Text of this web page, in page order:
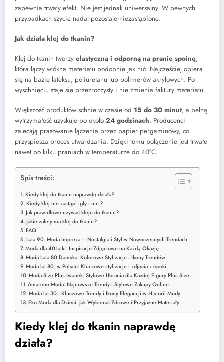
zapewnia trwały efekt. Nie jest jednak uniwersalny. W pewnych
przypadkach szycie nadal pozostaje niezastąpione.
Jak działa klej do tkanin?
Klej do tkanin tworzy elastyczną i odporną na pranie spoinę,
która łączy włókna materiału podobnie jak nić. Najczęściej opiera
się na bazie lateksu, poliuretanu lub polimerów akrylowych. Po
wyschnięciu staje się przezroczysty i nie zmienia faktury materiału.
Większość produktów schnie w czasie od 15 do 30 minut, a pełną
wytrzymałość uzyskuje po około 24 godzinach. Producenci
zalecają prasowanie łączenia przez papier pergaminowy, co
przyspiesza proces utwardzania. Dzięki temu połączenie jest trwałe
nawet po kilku praniach w temperaturze do 40°C.
Spis treści:
Kiedy klej do tkanin naprawdę działa?
Kiedy klej nie zastąpi igły i nici?
Jak prawidłowo używać kleju do tkanin?
Jakie zalety ma klej do tkanin?
FAQ
Lata 90. Moda Impreza – Nostalgia i Styl w Nowoczesnych Trendach
Moda dla 40-latki: Inspiracje Zdjęciowe na Każdą Okazję
Moda Lata 80 Damska: Kolorowe Stylizacje i Ikony Trendów
Moda lat 80. w Polsce: Kluczowe stylizacje i zdjęcia z epoki
Moda Size Plus Iwanek: Stylowe Ubrania dla Każdej Figury Plus Size
Amareno Moda: Najnowsze Trendy i Stylowe Zakupy Online
Moda lat 30.: Kluczowe Trendy i Ikony Elegancji w Historii Mody
Eko Moda dla Dzieci: Jak Wybierać Zdrowe i Przyjazne Materiały
Kiedy klej do tkanin naprawdę
działa?